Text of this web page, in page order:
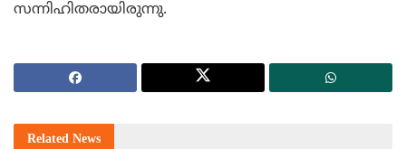
സന്നിഹിതരായിരുന്നു.
Related News